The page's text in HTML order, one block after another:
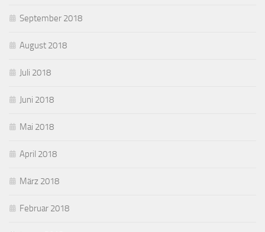
September 2018
August 2018
Juli 2018
Juni 2018
Mai 2018
April 2018
März 2018
Februar 2018